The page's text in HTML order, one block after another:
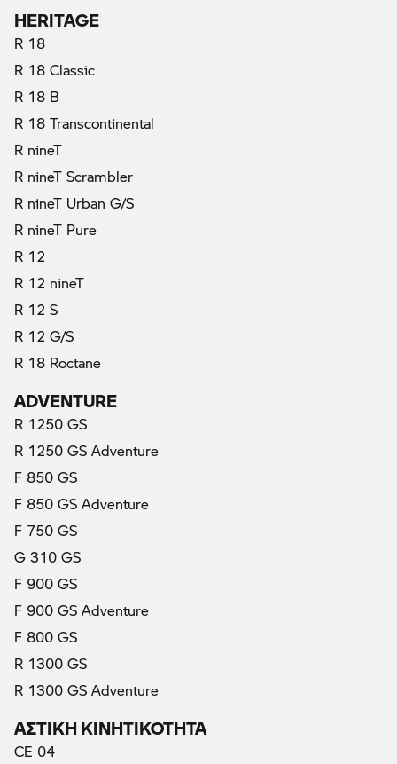
HERITAGE
R 18
R 18 Classic
R 18 B
R 18 Transcontinental
R nineT
R nineT Scrambler
R nineT Urban G/S
R nineT Pure
R 12
R 12 nineT
R 12 S
R 12 G/S
R 18 Roctane
ADVENTURE
R 1250 GS
R 1250 GS Adventure
F 850 GS
F 850 GS Adventure
F 750 GS
G 310 GS
F 900 GS
F 900 GS Adventure
F 800 GS
R 1300 GS
R 1300 GS Adventure
ΑΣΤΙΚΗ ΚΙΝΗΤΙΚΟΤΗΤΑ
CE 04